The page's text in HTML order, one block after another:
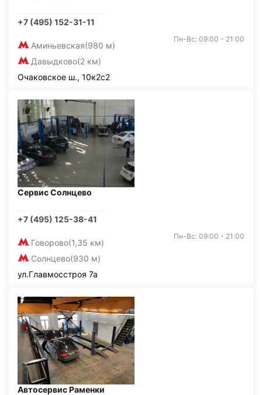
+7 (495) 152-31-11
Аминьевская(980 м)
Давыдково(2 км)
Пн-Вс: 09:00 - 21:00
Очаковское ш., 10к2с2
Сервис Солнцево
+7 (495) 125-38-41
Говорово(1,35 км)
Солнцево(930 м)
Пн-Вс: 09:00 - 21:00
ул.Главмосстроя 7а
Автосервис Раменки